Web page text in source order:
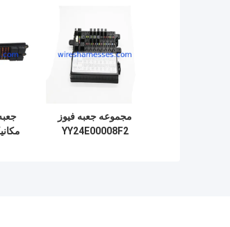
مجموعه جعبه فیوز
YY24E00008F2